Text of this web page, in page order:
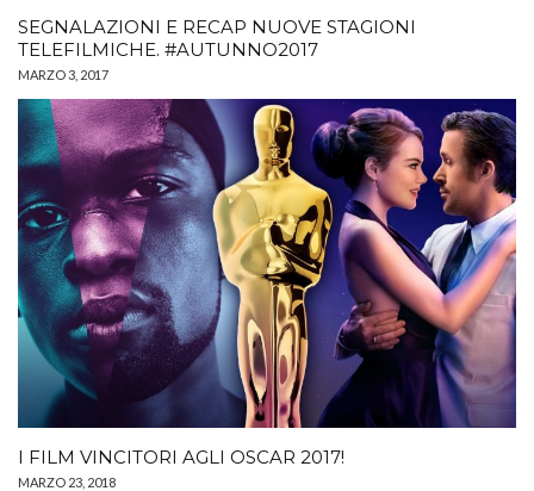
SEGNALAZIONI E RECAP NUOVE STAGIONI
TELEFILMICHE. #AUTUNNO2017
MARZO 3, 2017
I FILM VINCITORI AGLI OSCAR 2017!
MARZO 23, 2018